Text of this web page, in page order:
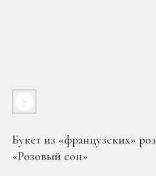
Букет из «французских»
«Розовый сон»